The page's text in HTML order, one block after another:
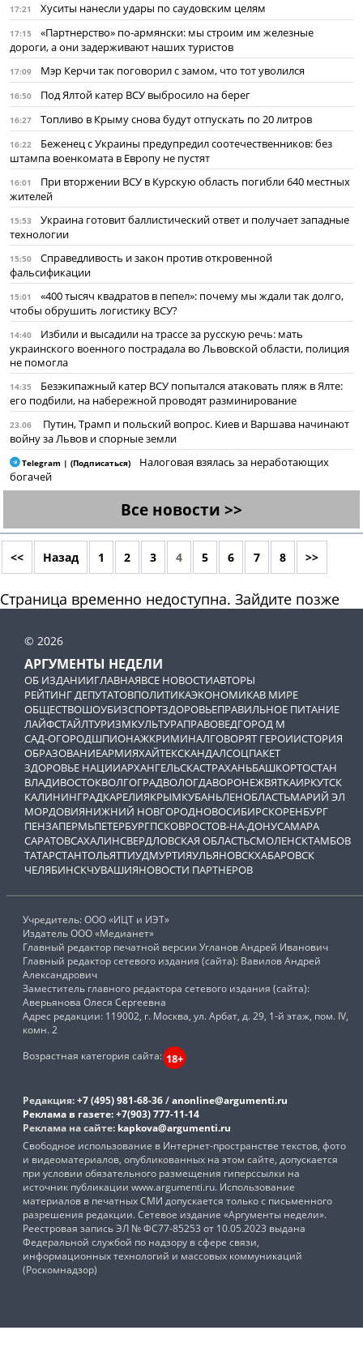
17:21 Хуситы нанесли удары по саудовским целям
17:15
«Партнерство» по-армянски: мы строим им железные
дороги, а они задерживают наших туристов
17:09 Мэр Керчи так поговорил с замом, что тот уволился
16:50 Под Ялтой катер ВСУ выбросило на берег
16:27 Топливо в Крыму снова будут отпускать по 20 литров
16:22
Беженец с Украины предупредил соотечественников: без
штампа военкомата в Европу не пустят
16:01
При вторжении ВСУ в Курскую область погибли 640 местных
жителей
15:53
Украина готовит баллистический ответ и получает западные
технологии
15:50
Справедливость и закон против откровенной
фальсификации
15:01
«400 тысяч квадратов в пепел»: почему мы ждали так долго,
чтобы обрушить логистику ВСУ?
14:40
Избили и высадили на трассе за русскую речь: мать
украинского военного пострадала во Львовской области, полиция
не помогла
14:35
Безэкипажный катер ВСУ попытался атаковать пляж в Ялте:
его подбили, на набережной проводят разминирование
23.06
Путин, Трамп и польский вопрос. Киев и Варшава начинают
войну за Львов и спорные земли
Telegram | (Подписаться)
Налоговая взялась за неработающих
богачей
Все новости >>
<< Назад 1 2 3 4 5 6 7 8 >>
Страница временно недоступна. Зайдите позже
© 2026
АРГУМЕНТЫ НЕДЕЛИ
ОБ ИЗДАНИИГЛАВНАЯВСЕ НОВОСТИАВТОРЫ
РЕЙТИНГ ДЕПУТАТОВПОЛИТИКАЭКОНОМИКАВ МИРЕ
ОБЩЕСТВОШОУБИЗСПОРТЗДОРОВЬЕПРАВИЛЬНОЕ ПИТАНИЕ
ЛАЙФСТАЙЛТУРИЗМКУЛЬТУРАПРАВОВЕДГОРОД М
САД-ОГОРОДШПИОНАЖКРИМИНАЛГОВОРЯТ ГЕРОИИСТОРИЯ
ОБРАЗОВАНИЕАРМИЯХАЙТЕКСКАНДАЛСОЦПАКЕТ
ЗДОРОВЬЕ НАЦИИАРХАНГЕЛЬСКАСТРАХАНЬБАШКОРТОСТАН
ВЛАДИВОСТОКВОЛГОГРАДВОЛОГДАВОРОНЕЖВЯТКАИРКУТСК
КАЛИНИНГРАДКАРЕЛИЯКРЫМКУБАНЬЛЕНОБЛАСТЬМАРИЙ ЭЛ
МОРДОВИЯНИЖНИЙ НОВГОРОДНОВОСИБИРСКОРЕНБУРГ
ПЕНЗАПЕРМЬПЕТЕРБУРГПСКОВРОСТОВ-НА-ДОНУСАМАРА
САРАТОВСАХАЛИНСВЕРДЛОВСКАЯ ОБЛАСТЬСМОЛЕНСКТАМБОВ
ТАТАРСТАНТОЛЬЯТТИУДМУРТИЯУЛЬЯНОВСКХАБАРОВСК
ЧЕЛЯБИНСКЧУВАШИЯНОВОСТИ ПАРТНЕРОВ
Учредитель: ООО «ИЦТ и ИЭТ»
Издатель ООО «Медианет»
Главный редактор печатной версии Угланов Андрей Иванович
Главный редактор сетевого издания (сайта): Вавилов Андрей
Александрович
Заместитель главного редактора сетевого издания (сайта):
Аверьянова Олеся Сергеевна
Адрес редакции: 119002, г. Москва, ул. Арбат, д. 29, 1-й этаж, пом. IV,
комн. 2
Возрастная категория сайта: 18+
Редакция:+7 (495) 981-68-36/anonline@argumenti.ru
Реклама в газете:+7(903) 777-11-14
Реклама на сайте: kapkova@argumenti.ru
Свободное использование в Интернет-пространстве текстов, фото
и видеоматериалов, опубликованных на этом сайте, допускается
при условии обязательного размещения гиперссылки на
источник публикации www.argumenti.ru. Использование
материалов в печатных СМИ допускается только с письменного
разрешения редакции. Сетевое издание «Аргументы недели».
Реестровая запись ЭЛ № ФС77-85253 от 10.05.2023 выдана
Федеральной службой по надзору в сфере связи,
информационных технологий и массовых коммуникаций
(Роскомнадзор)